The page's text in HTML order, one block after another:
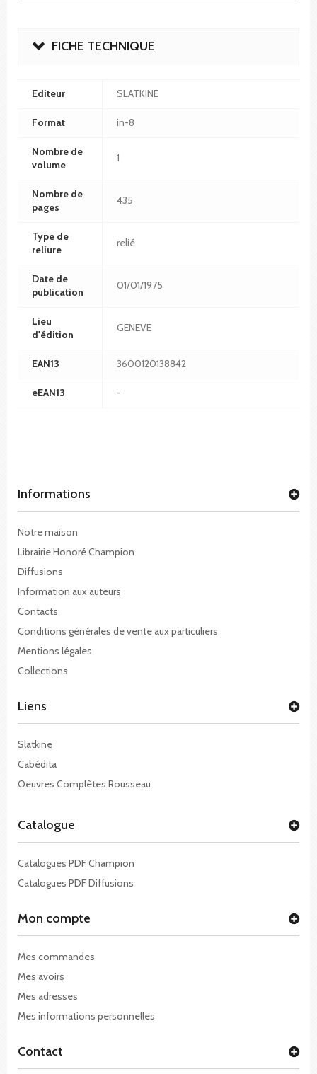
FICHE TECHNIQUE
Editeur SLATKINE
Format in-8
Nombre de
volume
1
Nombre de
pages
435
Type de
reliure
relié
Date de
publication
01/01/1975
Lieu
d'édition
GENEVE
EAN13 3600120138842
eEAN13 -
Informations
Notre maison
Librairie Honoré Champion
Diffusions
Information aux auteurs
Contacts
Conditions générales de vente aux particuliers
Mentions légales
Collections
Liens
Slatkine
Cabédita
Oeuvres Complètes Rousseau
Catalogue
Catalogues PDF Champion
Catalogues PDF Diffusions
Mon compte
Mes commandes
Mes avoirs
Mes adresses
Mes informations personnelles
Contact